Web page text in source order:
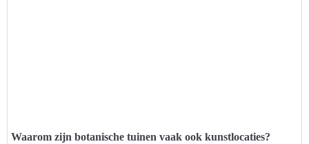
Waarom zijn botanische tuinen vaak ook kunstlocaties?